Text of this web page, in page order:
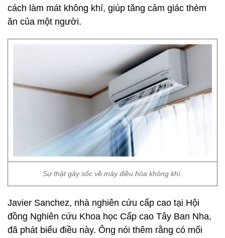
cách làm mát không khí, giúp tăng cảm giác thèm
ăn của một người.
Sự thật gây sốc về máy điều hòa không khí.
Javier Sanchez, nhà nghiên cứu cấp cao tại Hội
đồng Nghiên cứu Khoa học Cấp cao Tây Ban Nha,
đã phát biểu điều này. Ông nói thêm rằng có mối